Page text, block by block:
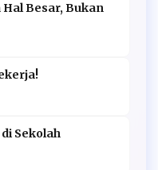
Besar, Bukan
Sekolah